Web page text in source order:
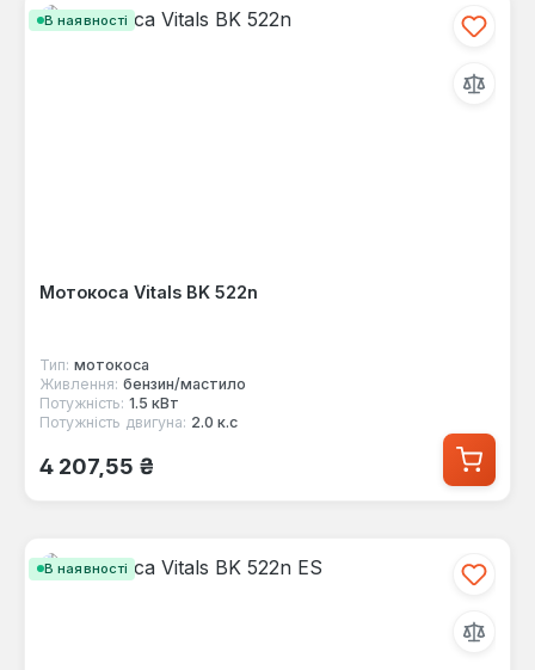
В наявності
Мотокоса Vitals BK 522n
Тип: мотокоса
Живлення: бензин/мастило
Потужність: 1.5 кВт
Потужність двигуна: 2.0 к.с
Звичайна ціна:
4 207,55 ₴
В наявності